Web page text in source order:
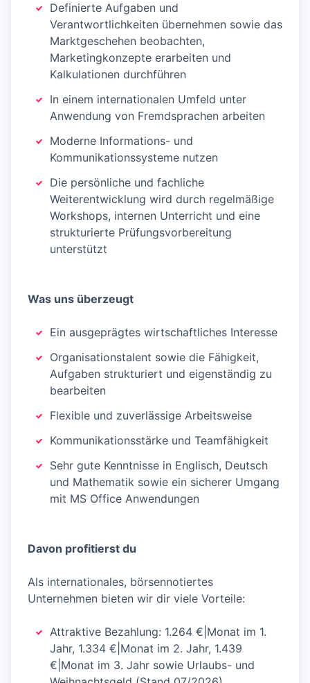
Definierte Aufgaben und
Verantwortlichkeiten übernehmen sowie das
Marktgeschehen beobachten,
Marketingkonzepte erarbeiten und
Kalkulationen durchführen
In einem internationalen Umfeld unter
Anwendung von Fremdsprachen arbeiten
Moderne Informations- und
Kommunikationssysteme nutzen
Die persönliche und fachliche
Weiterentwicklung wird durch regelmäßige
Workshops, internen Unterricht und eine
strukturierte Prüfungsvorbereitung
unterstützt
Was uns überzeugt
Ein ausgeprägtes wirtschaftliches Interesse
Organisationstalent sowie die Fähigkeit,
Aufgaben strukturiert und eigenständig zu
bearbeiten
Flexible und zuverlässige Arbeitsweise
Kommunikationsstärke und Teamfähigkeit
Sehr gute Kenntnisse in Englisch, Deutsch
und Mathematik sowie ein sicherer Umgang
mit MS Office Anwendungen
Davon profitierst du
Als internationales, börsennotiertes
Unternehmen bieten wir dir viele Vorteile:
Attraktive Bezahlung: 1.264 €|Monat im 1.
Jahr, 1.334 €|Monat im 2. Jahr, 1.439
€|Monat im 3. Jahr sowie Urlaubs- und